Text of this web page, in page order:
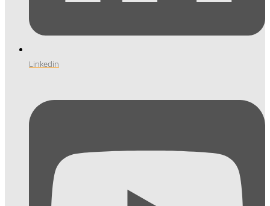
Linkedin